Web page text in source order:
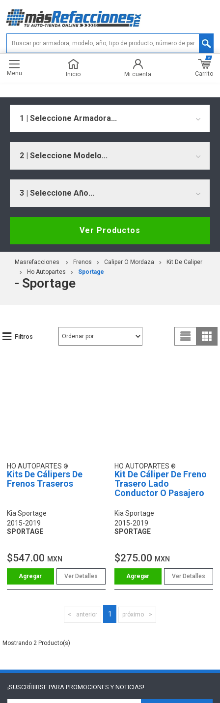
Menu Inicio Mi cuenta Carrito
0
1 | Seleccione Armadora...
2 | Seleccione Modelo...
3 | Seleccione Año...
Ver Productos
Masrefacciones Frenos Caliper O Mordaza
Kit De Caliper
Ho Autopartes
Sportage
- Sportage
Filtros
HO AUTOPARTES
Kits De Cálipers De
Frenos Traseros
Kia Sportage
2015-2019
SPORTAGE
$547.00 MXN
Ver Detalles
HO AUTOPARTES
Kit De Cáliper De Freno
Trasero Lado
Conductor O Pasajero
Kia Sportage
2015-2019
SPORTAGE
$275.00 MXN
Ver Detalles
anterior 1 próximo
2
¡SUSCRÍBIRSE PARA PROMOCIONES Y NOTICIAS!